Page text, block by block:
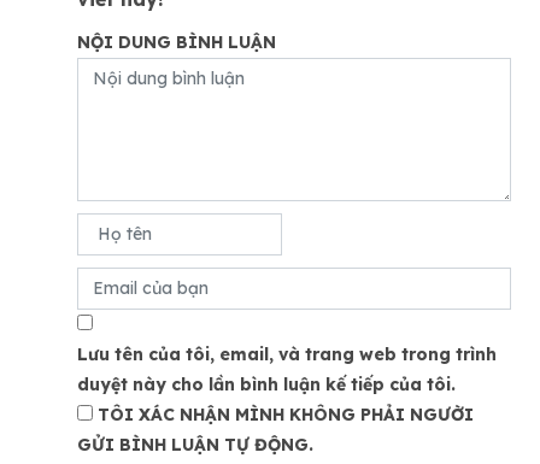
NỘI DUNG BÌNH LUẬN
Lưu tên của tôi, email, và trang web trong trình
duyệt này cho lần bình luận kế tiếp của tôi.
TÔI XÁC NHẬN MÌNH KHÔNG PHẢI NGƯỜI
GỬI BÌNH LUẬN TỰ ĐỘNG.